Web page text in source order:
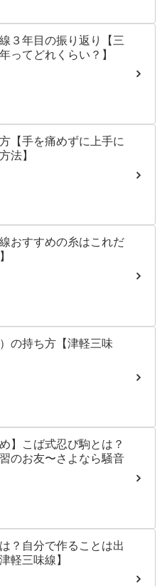
３年目の振り返り【三
ってどれくらい？】
【手を痛めずに上手に
法】
おすすめの糸はこれだ
の持ち方【津軽三味
め】こば式忍び駒とは？
習のお友〜さよなら騒音
？自分で作ることは出
軽三味線】